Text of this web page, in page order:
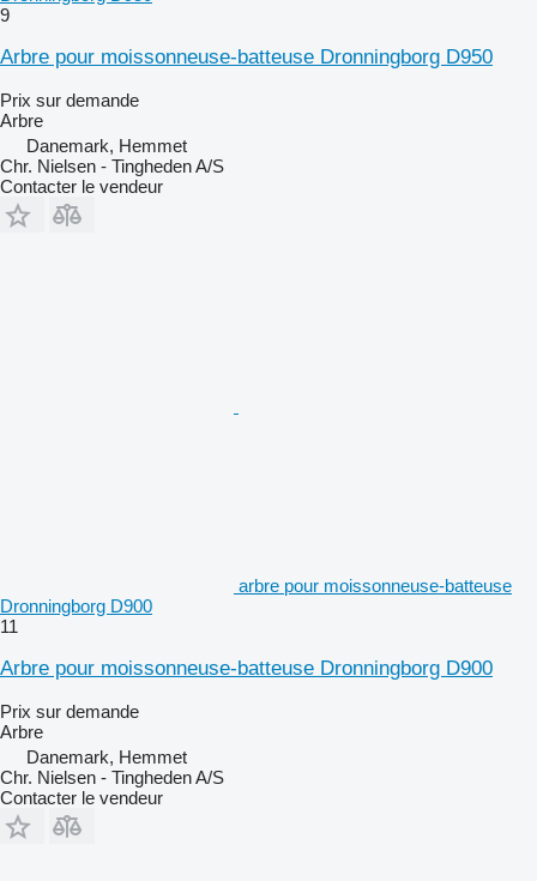
9
Arbre pour moissonneuse-batteuse Dronningborg D950
Prix sur demande
Arbre
Danemark, Hemmet
Chr. Nielsen - Tingheden A/S
Contacter le vendeur
arbre pour moissonneuse-batteuse
Dronningborg D900
11
Arbre pour moissonneuse-batteuse Dronningborg D900
Prix sur demande
Arbre
Danemark, Hemmet
Chr. Nielsen - Tingheden A/S
Contacter le vendeur